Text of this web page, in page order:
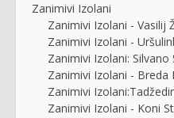
Zanimivi Izolani
Zanimivi Izolani - Vasilij
Zanimivi Izolani -
Zanimivi Izolani: Silvano
Zanimivi Izolani - Breda
Zanimivi
Zanimivi Izolani - Koni